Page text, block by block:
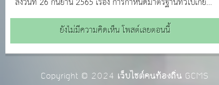
ประเภทตำแหน่ง มาตรฐานกำหนดตำแหน่งและมาตรฐาน
วิทยฐานะข้าราชการหรือพนักงานครูและบุคคลากรทางการ
ศึกษาองค์กรปกครองส่วนท้องถิ่น และเงื่อนไขการลดระยะ
ยังไม่มีความคิดเห็น โพสต์เลยตอนนี้
Copyright © 2024 เว็บไซต์คนท้องถิ่นGCMS